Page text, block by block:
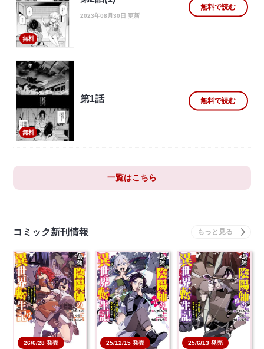
無料
2023年08月30日 更新
無料で読む
無料
第1話 無料で読む
一覧はこちら
コミック新刊情報
26/6/28 発売 25/12/15 発売 25/6/13 発売